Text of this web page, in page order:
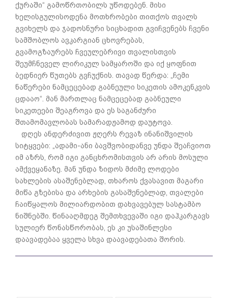
ქურაში“ გამოწრთობილს უწოდებენ. მისი
ხელისგულისოდენა მოთხრობები თითქოს თვალს
გვიხელს და ჯადოსნური სიცხადით გვიჩვენებს ჩვენი
სამშობლოს ავკარგიან ცხოვრებას,
გვამოგზაურებს ჩვეულებრივი თვალისთვის
შეუმჩნეველ ლირიკულ სამყაროში და იქ ყოფნით
ბედნიერ წუთებს გვჩუქნის. თავად წერდა: „ჩემი
ნაწერები ნამცეცებად გაბნეული სიკეთის ამოკენკვის
ცდააო“. მან მართლაც ნამცეცებად გაბნეული
სიკეთეები შეაგროვა და ეს საგანძური
შთამომავლობას სამარადჟამოდ დაუტოვა.
დღეს ანდერძივით ჟღერს რევაზ ინანიშვილის
სიტყვები: „ადამი-ანი ბავშვობიდანვე უნდა შეაჩვიოთ
იმ აზრს, რომ იგი განცხრომისთვის არ არის მოსული
ამქვეყანაზე. მან უნდა ზიდოს მძიმე ლოდები
სახლების ასაშენებლად, თხაროს ქვასავით მაგარი
მიწა გზებისა და არხების გასაშენებლად, თვალები
ჩაიწყალოს მილიარდობით დახვავებულ სასტამბო
ნიშნებში. წინააღმდეგ შემთხვევაში იგი დაჰკარგავს
სულიერ წონასწორობას, ეს კი უსაშინლესი
დაავადებაა ყველა სხვა დაავადებათა შორის.